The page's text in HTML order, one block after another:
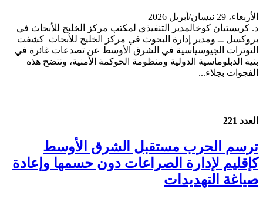
الأربعاء، 29 نيسان/أبريل 2026
د. كريستيان كوخالمدير التنفيذي لمكتب مركز الخليج للأبحاث في
بروكسل ــ ومدير إدارة البحوث في مركز الخليج للأبحاث كشفت
التوترات الجيوسياسية في الشرق الأوسط عن تصدعات غائرة في
بنية الدبلوماسية الدولية ومنظومة الحوكمة الأمنية، وتتضح هذه
الفجوات بجلاء...
العدد 221
ترسم الحرب مستقبل الشرق الأوسط
كإقليم لإدارة الصراعات دون حسمها وإعادة
صياغة التهديدات